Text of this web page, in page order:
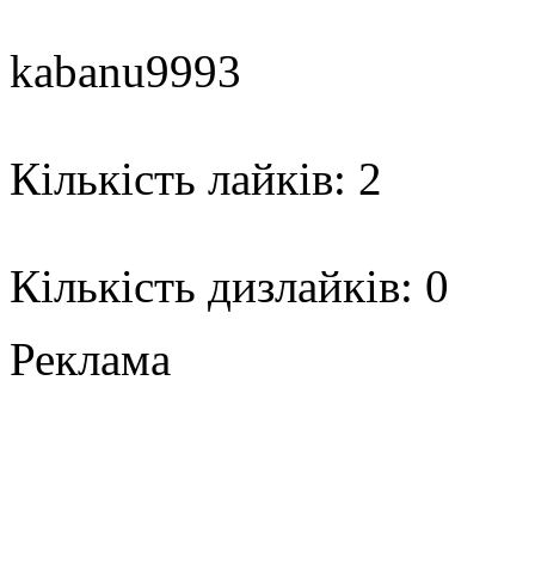
kabanu9993
Кількість лайків: 2
Кількість дизлайків: 0
Реклама